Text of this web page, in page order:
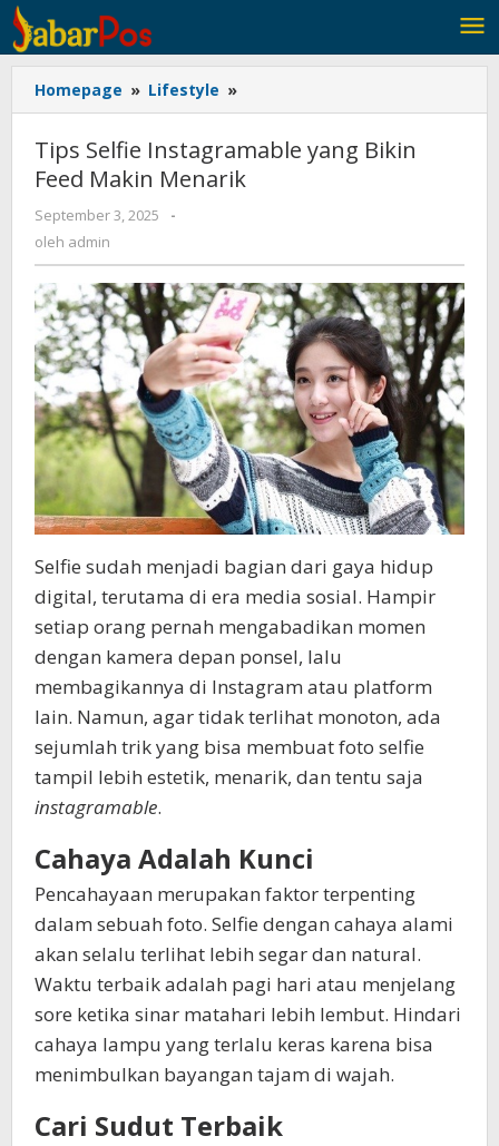
Lewati
ke
konten
Homepage » Lifestyle »
Selfie
Instagramable
yang
Bikin
Tips Selfie Instagramable yang Bikin
Feed Makin Menarik
September 3, 2025
oleh
-
oleh admin
Selfie sudah menjadi bagian dari gaya hidup
digital, terutama di era media sosial. Hampir
setiap orang pernah mengabadikan momen
dengan kamera depan ponsel, lalu
membagikannya di Instagram atau platform
lain. Namun, agar tidak terlihat monoton, ada
sejumlah trik yang bisa membuat foto selfie
tampil lebih estetik, menarik, dan tentu saja
instagramable.
Cahaya Adalah Kunci
Pencahayaan merupakan faktor terpenting
dalam sebuah foto. Selfie dengan cahaya alami
akan selalu terlihat lebih segar dan natural.
Waktu terbaik adalah pagi hari atau menjelang
sore ketika sinar matahari lebih lembut. Hindari
cahaya lampu yang terlalu keras karena bisa
menimbulkan bayangan tajam di wajah.
Cari Sudut Terbaik